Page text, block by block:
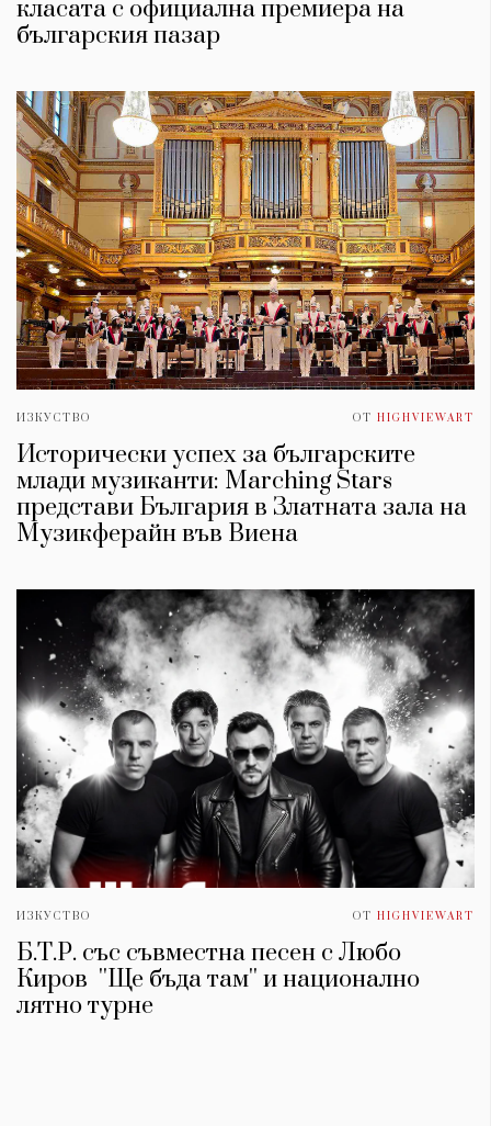
класата с официална премиера на
българския пазар
ИЗКУСТВО ОТ HIGHVIEWART
Исторически успех за българските
млади музиканти: Marching Stars
представи България в Златната зала на
Музикферайн във Виена
ИЗКУСТВО ОТ HIGHVIEWART
Б.Т.Р. със съвместна песен с Любо
Киров ''Ще бъда там'' и национално
лятно турне